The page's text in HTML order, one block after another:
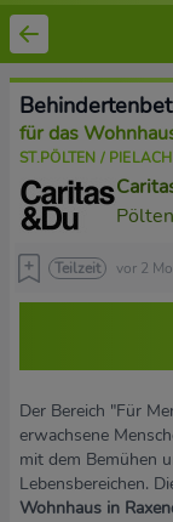
für das
ST.PÖLTEN /
Pölten
Teilzeit vor 2
Der Bereich "Für
erwachsene
mit dem Bemühen
Lebensbereichen.
Wohnhaus in